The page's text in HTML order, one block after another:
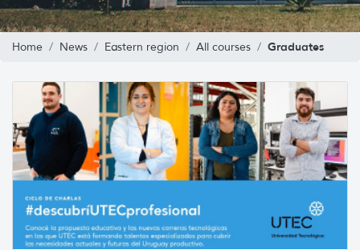
Home News Eastern region All courses Graduates